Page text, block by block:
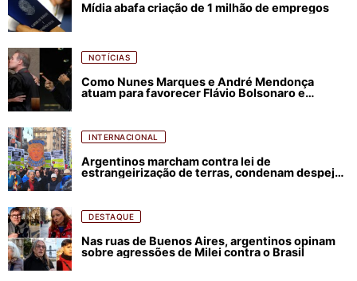
Mídia abafa criação de 1 milhão de empregos
NOTÍCIAS
Como Nunes Marques e André Mendonça
atuam para favorecer Flávio Bolsonaro e
INTERNACIONAL
Argentinos marcham contra lei de
estrangeirização de terras, condenam despejos
DESTAQUE
Nas ruas de Buenos Aires, argentinos opinam
sobre agressões de Milei contra o Brasil